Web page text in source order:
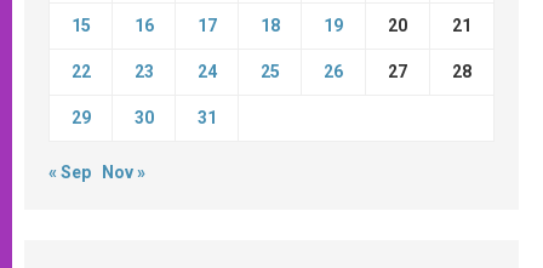
15 16 17 18 19 20 21
22 23 24 25 26 27 28
29 30 31
« Sep Nov »